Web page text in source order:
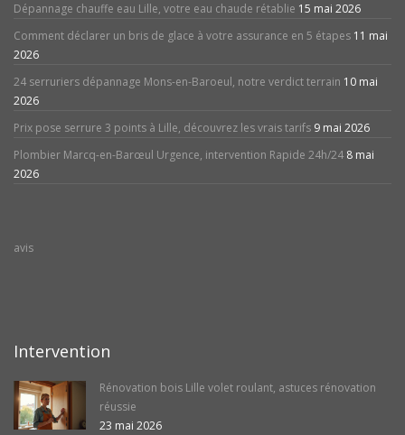
Dépannage chauffe eau Lille, votre eau chaude rétablie 15 mai 2026
Comment déclarer un bris de glace à votre assurance en 5 étapes 11 mai
2026
24 serruriers dépannage Mons-en-Baroeul, notre verdict terrain 10 mai
2026
Prix pose serrure 3 points à Lille, découvrez les vrais tarifs 9 mai 2026
Plombier Marcq-en-Barœul Urgence, intervention Rapide 24h/24 8 mai
2026
avis
Intervention
Rénovation bois Lille volet roulant, astuces rénovation
réussie
23 mai 2026